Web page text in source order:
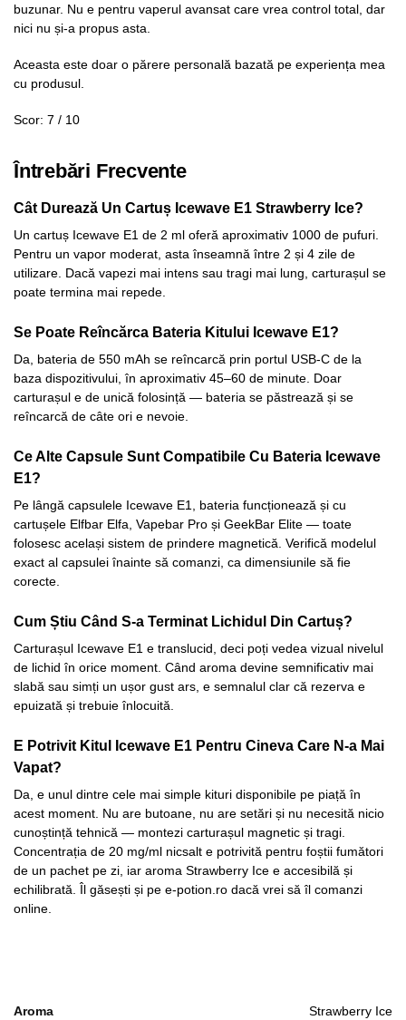
buzunar. Nu e pentru vaperul avansat care vrea control total, dar
nici nu și-a propus asta.
Aceasta este doar o părere personală bazată pe experiența mea
cu produsul.
Scor: 7 / 10
Întrebări Frecvente
Cât Durează Un Cartuș Icewave E1 Strawberry Ice?
Un cartuș Icewave E1 de 2 ml oferă aproximativ 1000 de pufuri.
Pentru un vapor moderat, asta înseamnă între 2 și 4 zile de
utilizare. Dacă vapezi mai intens sau tragi mai lung, carturașul se
poate termina mai repede.
Se Poate Reîncărca Bateria Kitului Icewave E1?
Da, bateria de 550 mAh se reîncarcă prin portul USB-C de la
baza dispozitivului, în aproximativ 45–60 de minute. Doar
carturașul e de unică folosință — bateria se păstrează și se
reîncarcă de câte ori e nevoie.
Ce Alte Capsule Sunt Compatibile Cu Bateria Icewave
E1?
Pe lângă capsulele Icewave E1, bateria funcționează și cu
cartușele Elfbar Elfa, Vapebar Pro și GeekBar Elite — toate
folosesc același sistem de prindere magnetică. Verifică modelul
exact al capsulei înainte să comanzi, ca dimensiunile să fie
corecte.
Cum Știu Când S-a Terminat Lichidul Din Cartuș?
Carturașul Icewave E1 e translucid, deci poți vedea vizual nivelul
de lichid în orice moment. Când aroma devine semnificativ mai
slabă sau simți un ușor gust ars, e semnalul clar că rezerva e
epuizată și trebuie înlocuită.
E Potrivit Kitul Icewave E1 Pentru Cineva Care N-a Mai
Vapat?
Da, e unul dintre cele mai simple kituri disponibile pe piață în
acest moment. Nu are butoane, nu are setări și nu necesită nicio
cunoștință tehnică — montezi carturașul magnetic și tragi.
Concentrația de 20 mg/ml nicsalt e potrivită pentru foștii fumători
de un pachet pe zi, iar aroma Strawberry Ice e accesibilă și
echilibrată. Îl găsești și pe e-potion.ro dacă vrei să îl comanzi
online.
Aroma Strawberry Ice